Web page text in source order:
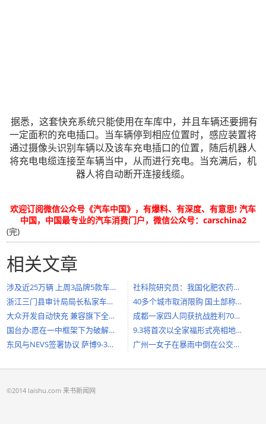
据悉，这套快充系统只能使用在车库中，并且车辆还要拥有
一定面积的充电插口。当车辆停到相应位置时，感应装置将
通过摄像头识别车辆以及该车充电插口的位置，随后机器人
将充电电缆连接至车辆当中，从而进行充电。当充满后，机
器人将自动断开连接线缆。
欢迎订阅微信公众号《汽车中国》，有爆料、有深度、有意思! 汽车
中国，中国最专业的汽车消费门户，微信公众号：carschina2
(完)
相关文章
涉及近25万辆 上周3品牌5款车全球召回
社科院研究员：我国化肥农药用量世界
浙江三门县审计局局长私家车撞电瓶车
40多个城市取消限购 国土部称其不能定
大众开发自动快充 兼容旗下全新电动车
成都一家四人同获抗战胜利70周年纪念章
国台办:愿在一中框架下为破解政治难题
9.3将首次以全家福形式亮相地面防空反
东风与NEVS签署协议 萨博9-3电动车或国产
广州一女子在暴雨中倒在公交车站台 不
©2014 laishu.com 来书新闻网